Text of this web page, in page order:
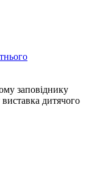
заповіднику
виставка дитячого